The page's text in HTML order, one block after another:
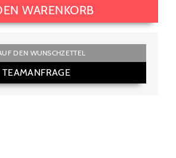
WARENKORB
DEN WUNSCHZETTEL
TEAMANFRAGE